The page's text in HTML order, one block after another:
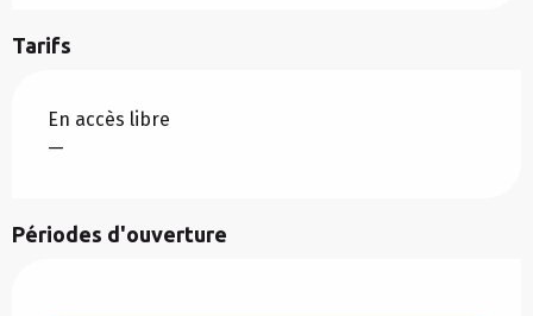
Tarifs
En accès libre
—
Périodes d'ouverture